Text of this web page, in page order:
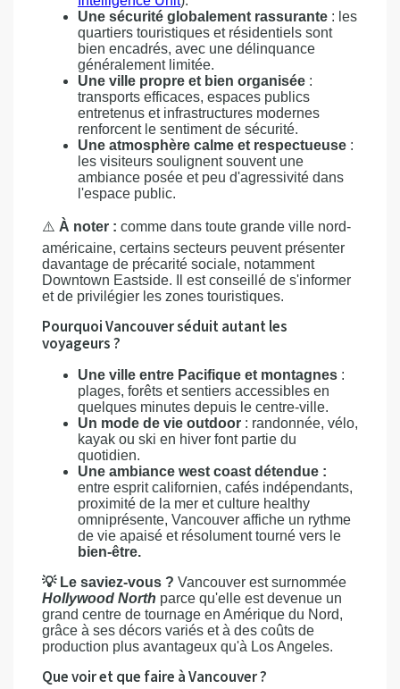
Une sécurité globalement rassurante : les
quartiers touristiques et résidentiels sont
bien encadrés, avec une délinquance
généralement limitée.
Une ville propre et bien organisée :
transports efficaces, espaces publics
entretenus et infrastructures modernes
renforcent le sentiment de sécurité.
Une atmosphère calme et respectueuse :
les visiteurs soulignent souvent une
ambiance posée et peu d'agressivité dans
l'espace public.
⚠️ À noter : comme dans toute grande ville nord-
américaine, certains secteurs peuvent présenter
davantage de précarité sociale, notamment
Downtown Eastside. Il est conseillé de s'informer
et de privilégier les zones touristiques.
Pourquoi Vancouver séduit autant les
voyageurs ?
Une ville entre Pacifique et montagnes :
plages, forêts et sentiers accessibles en
quelques minutes depuis le centre-ville.
Un mode de vie outdoor : randonnée, vélo,
kayak ou ski en hiver font partie du
quotidien.
Une ambiance west coast détendue :
entre esprit californien, cafés indépendants,
proximité de la mer et culture healthy
omniprésente, Vancouver affiche un rythme
de vie apaisé et résolument tourné vers le
bien-être.
💡 Le saviez-vous ? Vancouver est surnommée
Hollywood North parce qu'elle est devenue un
grand centre de tournage en Amérique du Nord,
grâce à ses décors variés et à des coûts de
production plus avantageux qu'à Los Angeles.
Que voir et que faire à Vancouver ?